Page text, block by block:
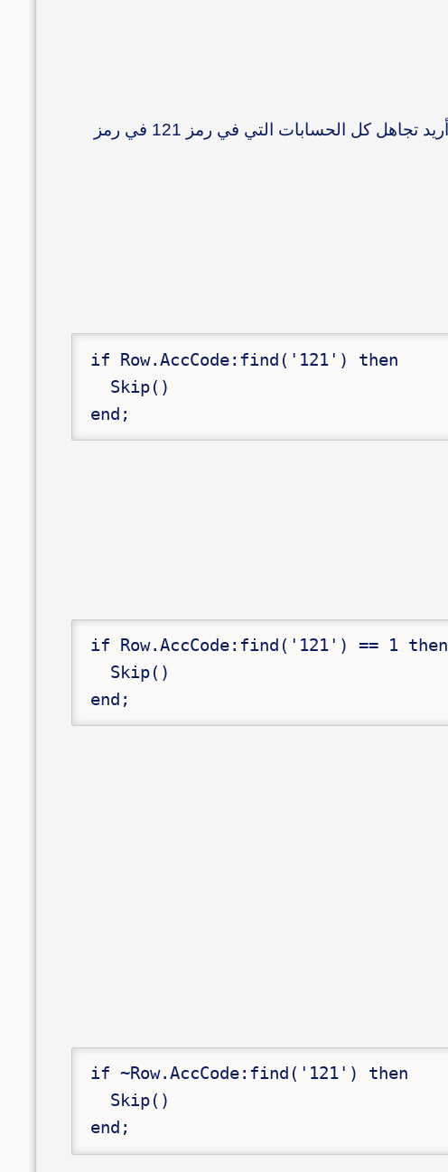
إذا أردنا استثناء الأسطر التي اسم الحساب، او رمز الحساب (أي خلية) فيها حرف أو كلمة محددة، مثلا أريد تجاهل كل الحسابات التي في رمز 121 في رمز
if Row.AccCode:find('121') then
  Skip()
end;
if Row.AccCode:find('121') == 1 then
  Skip()
end;
if ~Row.AccCode:find('121') then
  Skip()
end;